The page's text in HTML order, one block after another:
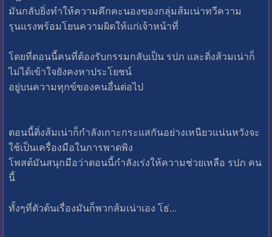
มันกลับยิ่งทำให้ความคึกคะนองของกลุ่มส้มเน่าทวีความ
รุนแรงพร้อมโยนความผิดให้แก่เจ้าหน้าที่
โดยที่ตอนนี้คนที่ต้องรับกรรมกลับเป็น รปภ และติ่งส้วมเน่าก็
ไม่ได้เข้าใจยังคงหาประโยชน์
อยู่บนความทุกข์ของคนอื่นต่อไป
ตอนนี้ติ่งส้มเน่าก็กำลังเกาะกระแสกันอย่างเหนียวแน่นหวังจะ
ใช้เป็นเครื่องมือในการพาดพิง
โพสต์มันสนุกมือว่าตอนนี้กำลังเร่งให้ความช่วยเหลือ รปภ คน
นี้
ทั้งๆที่ตัวต้นเรื่องมันก็พวกส้มเน่าเอง โธ่...